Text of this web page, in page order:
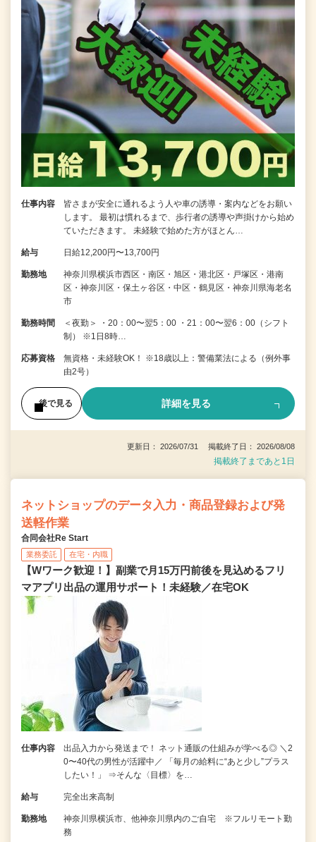
仕事内容
皆さまが安全に通れるよう人や車の誘導・案内などをお願い
します。 最初は慣れるまで、歩行者の誘導や声掛けから始め
ていただきます。 未経験で始めた方がほとん…
給与 日給12,200円〜13,700円
勤務地
神奈川県横浜市西区・南区・旭区・港北区・戸塚区・港南
区・神奈川区・保土ヶ谷区・中区・鶴見区・神奈川県海老名
市
勤務時間
＜夜勤＞ ・20：00〜翌5：00 ・21：00〜翌6：00（シフト
制） ※1日8時…
応募資格
無資格・未経験OK！ ※18歳以上：警備業法による（例外事
由2号）
後で見る 詳細を見る
更新日： 2026/07/31 掲載終了日： 2026/08/08
掲載終了まであと1日
ネットショップのデータ入力・商品登録および発
送軽作業
合同会社Re Start
業務委託 在宅・内職
【Wワーク歓迎！】副業で月15万円前後を見込めるフリ
マアプリ出品の運用サポート！未経験／在宅OK
仕事内容
出品入力から発送まで！ ネット通販の仕組みが学べる◎ ＼2
0〜40代の男性が活躍中／ 「毎月の給料に“あと少し”プラス
したい！」 ⇒そんな〈目標〉を…
給与 完全出来高制
勤務地
神奈川県横浜市、他神奈川県内のご自宅 ※フルリモート勤
務